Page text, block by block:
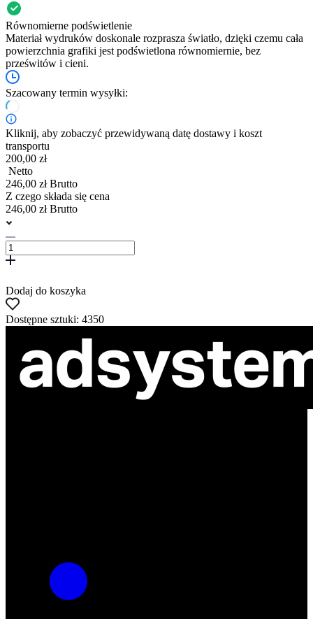
Równomierne podświetlenie
Materiał wydruków doskonale rozprasza światło, dzięki czemu cała
powierzchnia grafiki jest podświetlona równomiernie, bez
prześwitów i cieni.
Szacowany termin wysyłki:
Kliknij, aby zobaczyć przewidywaną datę dostawy i koszt
transportu
200,00 zł
Netto
246,00 zł Brutto
Z czego składa się cena
246,00 zł Brutto
Dodaj do koszyka
Dostępne sztuki: 4350